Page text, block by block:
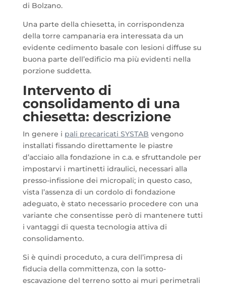
di Bolzano.
Una parte della chiesetta, in corrispondenza
della torre campanaria era interessata da un
evidente cedimento basale con lesioni diffuse su
buona parte dell’edificio ma più evidenti nella
porzione suddetta.
Intervento di
consolidamento di una
chiesetta: descrizione
In genere i pali precaricati SYSTAB vengono
installati fissando direttamente le piastre
d’acciaio alla fondazione in c.a. e sfruttandole per
impostarvi i martinetti idraulici, necessari alla
presso-infissione dei micropali; in questo caso,
vista l’assenza di un cordolo di fondazione
adeguato, è stato necessario procedere con una
variante che consentisse però di mantenere tutti
i vantaggi di questa tecnologia attiva di
consolidamento.
Si è quindi proceduto, a cura dell’impresa di
fiducia della committenza, con la sotto-
escavazione del terreno sotto ai muri perimetrali